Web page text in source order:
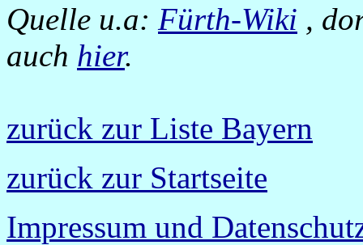
Quelle u.a: Fürth-Wiki ,
auch hier.
zurück zur Liste Bayern
zurück zur Startseite
Impressum und